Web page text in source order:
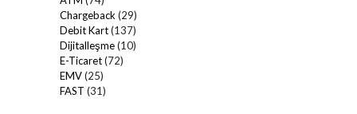
Chargeback (29)
Debit Kart(137)
Dijitalleşme(10)
E-Ticaret(72)
EMV(25)
FAST (31)